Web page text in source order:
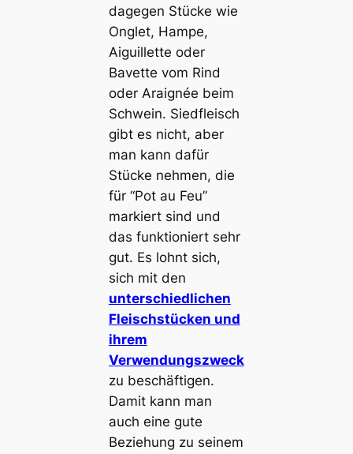
dagegen Stücke wie
Onglet, Hampe,
Aiguillette oder
Bavette vom Rind
oder Araignée beim
Schwein. Siedfleisch
gibt es nicht, aber
man kann dafür
Stücke nehmen, die
für “Pot au Feu”
markiert sind und
das funktioniert sehr
gut. Es lohnt sich,
sich mit den
unterschiedlichen
Fleischstücken und
ihrem
Verwendungszweck
zu beschäftigen.
Damit kann man
auch eine gute
Beziehung zu seinem